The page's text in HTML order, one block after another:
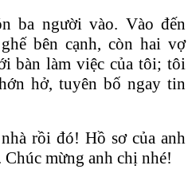
ba người vào. Vào đến
bên cạnh, còn hai vợ
bàn làm việc của tôi; tôi
hở, tuyên bố ngay tin
rồi đó! Hồ sơ của anh
mừng anh chị nhé!